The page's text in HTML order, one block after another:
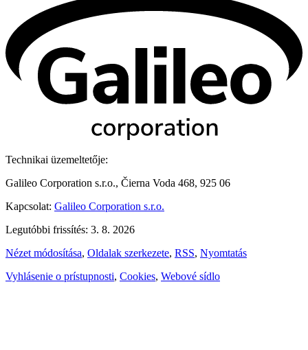
Technikai üzemeltetője:
Galileo Corporation s.r.o., Čierna Voda 468, 925 06
Kapcsolat: Galileo Corporation s.r.o.
Legutóbbi frissítés: 3. 8. 2026
Nézet módosítása, Oldalak szerkezete, RSS, Nyomtatás
Vyhlásenie o prístupnosti, Cookies, Webové sídlo